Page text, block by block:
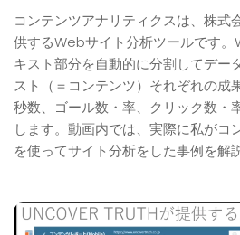
コンテンツアナリティクスは、株式
供するWebサイト分析ツールです
キスト部分を自動的に分割してデー
スト（＝コンテンツ）それぞれの成
秒数、ゴール数・率、クリック数・
します。動画内では、実際に私がコ
を使ってサイト分析をした事例を解